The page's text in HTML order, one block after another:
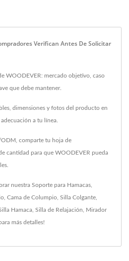
Verifican Antes De Solicitar
WOODEVER: mercado objetivo, caso
que debe mantener.
dimensiones y fotos del producto en
a tu línea.
comparte tu hoja de
cantidad para que WOODEVER pueda
nuestra Soporte para Hamacas
Cama de Columpio Silla Colgante
Hamaca Silla de Relajación Mirador
más detalles!